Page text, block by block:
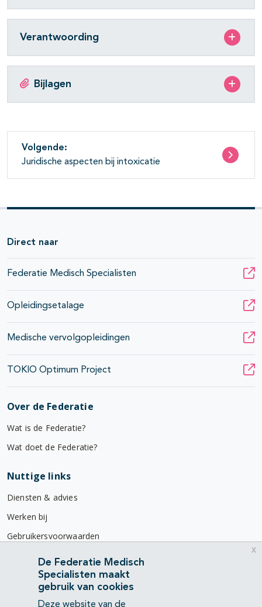
Verantwoording
Bijlagen
Volgende:
Juridische aspecten bij intoxicatie
Direct naar
Federatie Medisch Specialisten
Opleidingsetalage
Medische vervolgopleidingen
TOKIO Optimum Project
Over de Federatie
Wat is de Federatie?
Wat doet de Federatie?
Nuttige links
Diensten & advies
Werken bij
Gebruikersvoorwaarden
Privacyverklaring
Contact
Mercatorlaan 1200
De Federatie Medisch
Specialisten maakt
gebruik van cookies
Deze website van de
x